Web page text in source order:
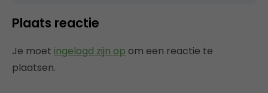
Plaats reactie
Je moet ingelogd zijn op om een reactie te
plaatsen.